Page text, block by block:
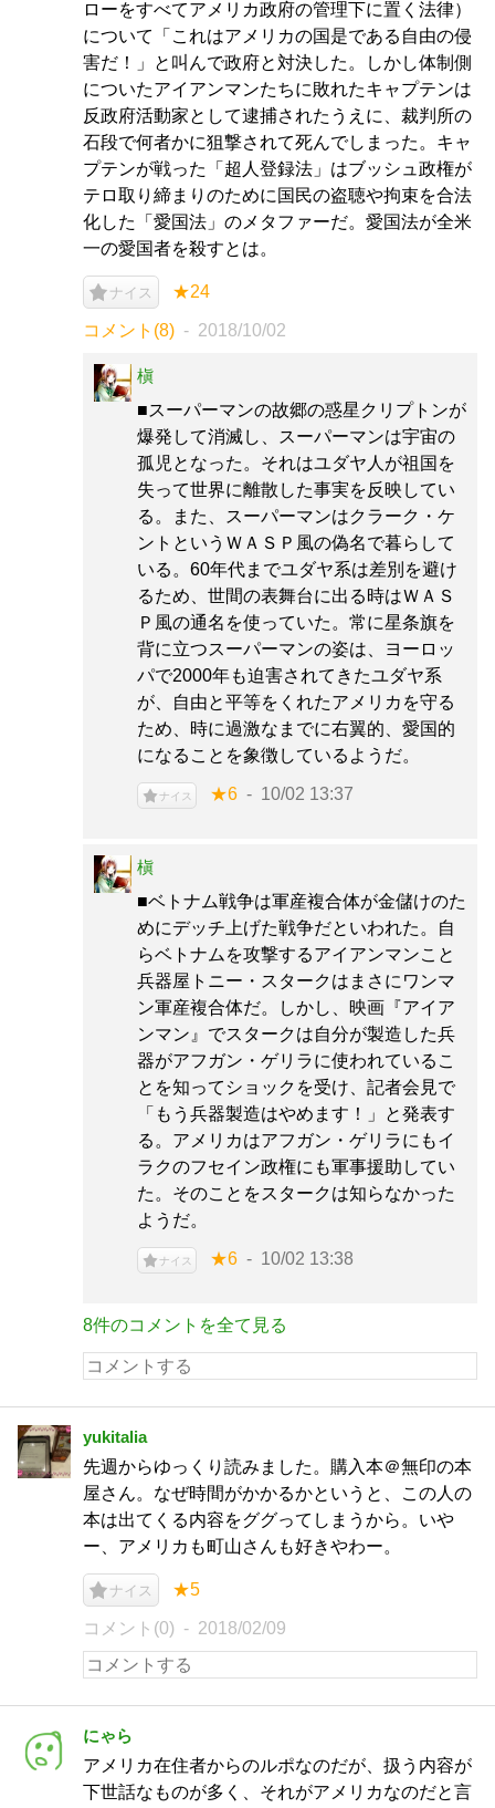
ローをすべてアメリカ政府の管理下に置く法律）
について「これはアメリカの国是である自由の侵
害だ！」と叫んで政府と対決した。しかし体制側
についたアイアンマンたちに敗れたキャプテンは
反政府活動家として逮捕されたうえに、裁判所の
石段で何者かに狙撃されて死んでしまった。キャ
プテンが戦った「超人登録法」はブッシュ政権が
テロ取り締まりのために国民の盗聴や拘束を合法
化した「愛国法」のメタファーだ。愛国法が全米
一の愛国者を殺すとは。
ナイス ★24
コメント(8) 2018/10/02
槇
■スーパーマンの故郷の惑星クリプトンが
爆発して消滅し、スーパーマンは宇宙の
孤児となった。それはユダヤ人が祖国を
失って世界に離散した事実を反映してい
る。また、スーパーマンはクラーク・ケ
ントというＷＡＳＰ風の偽名で暮らして
いる。60年代までユダヤ系は差別を避け
るため、世間の表舞台に出る時はＷＡＳ
Ｐ風の通名を使っていた。常に星条旗を
背に立つスーパーマンの姿は、ヨーロッ
パで2000年も迫害されてきたユダヤ系
が、自由と平等をくれたアメリカを守る
ため、時に過激なまでに右翼的、愛国的
になることを象徴しているようだ。
ナイス ★6 10/02 13:37
槇
■ベトナム戦争は軍産複合体が金儲けのた
めにデッチ上げた戦争だといわれた。自
らベトナムを攻撃するアイアンマンこと
兵器屋トニー・スタークはまさにワンマ
ン軍産複合体だ。しかし、映画『アイア
ンマン』でスタークは自分が製造した兵
器がアフガン・ゲリラに使われているこ
とを知ってショックを受け、記者会見で
「もう兵器製造はやめます！」と発表す
る。アメリカはアフガン・ゲリラにもイ
ラクのフセイン政権にも軍事援助してい
た。そのことをスタークは知らなかった
ようだ。
ナイス ★6 10/02 13:38
8件のコメントを全て見る
yukitalia
先週からゆっくり読みました。購入本＠無印の本
屋さん。なぜ時間がかかるかというと、この人の
本は出てくる内容をググってしまうから。いや
ー、アメリカも町山さんも好きやわー。
ナイス ★5
コメント(0) 2018/02/09
にゃら
アメリカ在住者からのルポなのだが、扱う内容が
下世話なものが多く、それがアメリカなのだと言